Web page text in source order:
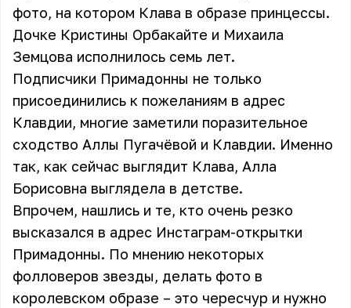
фото, на котором Клава в образе принцессы.
Дочке Кристины Орбакайте и Михаила
Земцова исполнилось семь лет.
Подписчики Примадонны не только
присоединились к пожеланиям в адрес
Клавдии, многие заметили поразительное
сходство Аллы Пугачёвой и Клавдии. Именно
так, как сейчас выглядит Клава, Алла
Борисовна выглядела в детстве.
Впрочем, нашлись и те, кто очень резко
высказался в адрес Инстаграм-открытки
Примадонны. По мнению некоторых
фолловеров звезды, делать фото в
королевском образе – это чересчур и нужно